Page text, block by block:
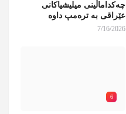
چەکداماڵینی میلیشیاکانی
عێراقی بە ترەمپ داوە
7/16/2026
6